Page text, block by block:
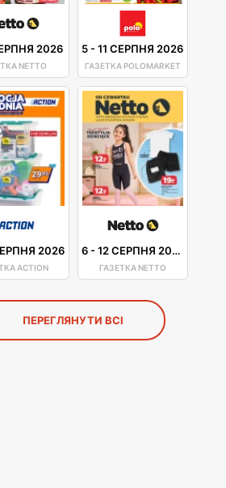
2026
NETTO
5-11 СЕРПНЯ 2026
ГАЗЕТКА POLOMARKET
2026
ACTION
6-12 СЕРПНЯ 2026
ГАЗЕТКА NETTO
ПЕРЕГЛЯНУТИ ВСІ